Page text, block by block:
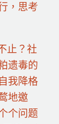
，思考
止？社
遗毒的
我降格
地邀
个问题